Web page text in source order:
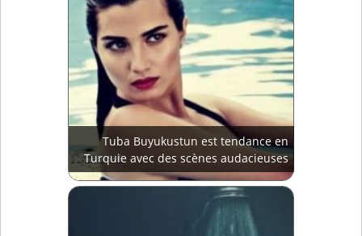
Tuba Buyukustun est tendance en
Turquie avec des scènes audacieuses